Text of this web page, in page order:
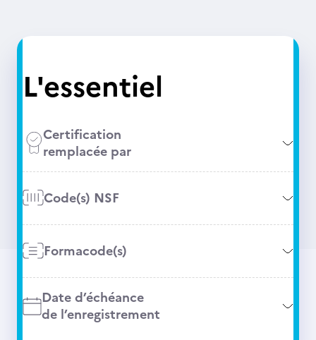
L'essentiel
Certification
remplacée par
Code(s) NSF
Formacode(s)
Date d’échéance
de l’enregistrement